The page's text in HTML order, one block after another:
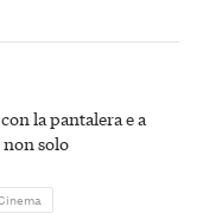
la pantalera e a
non solo